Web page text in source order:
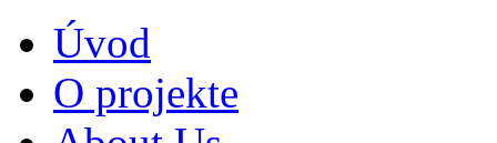
Úvod
O projekte